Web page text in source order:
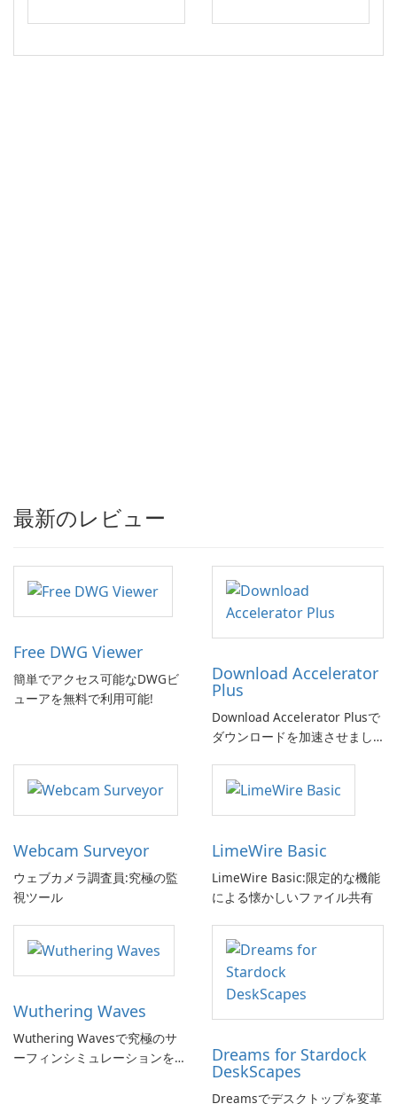
最新のレビュー
Free DWG Viewer
簡単でアクセス可能なDWGビ
ューアを無料で利用可能!
Download Accelerator
Plus
Download Accelerator Plusで
ダウンロードを加速させまし
Webcam Surveyor
ウェブカメラ調査員:究極の監
視ツール
LimeWire Basic
LimeWire Basic:限定的な機能
による懐かしいファイル共有
Wuthering Waves
Wuthering Wavesで究極のサ
ーフィンシミュレーションを
Dreams for Stardock
DeskScapes
Dreamsでデスクトップを変革